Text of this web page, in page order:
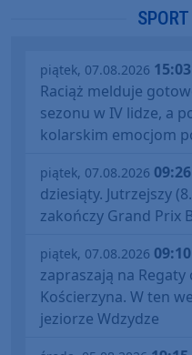
SPORT
piątek, 07.08.2026 15:03
Raciąż melduje
sezonu w IV lidze, a
kolarskim emocjom
piątek, 07.08.2026 09:26
dziesiąty. Jutrzejszy
zakończy Grand Prix
piątek, 07.08.2026 09:10
zapraszają na
Kościerzyna. W ten
jeziorze Wdzydze